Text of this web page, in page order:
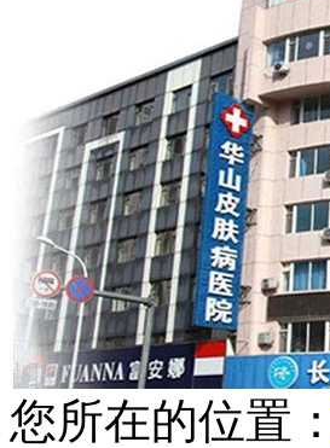
您所在的位置：